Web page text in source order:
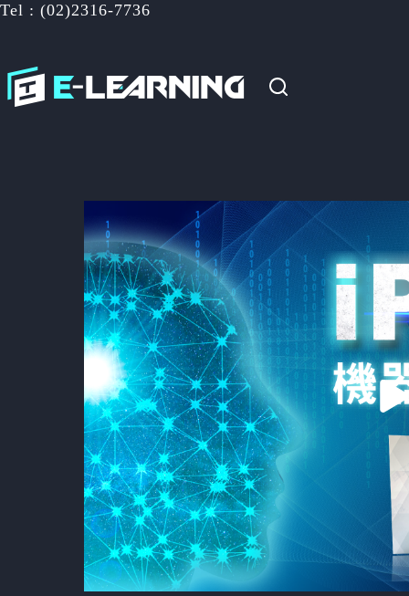
跳
要
內
Tel : (02)2316-7736